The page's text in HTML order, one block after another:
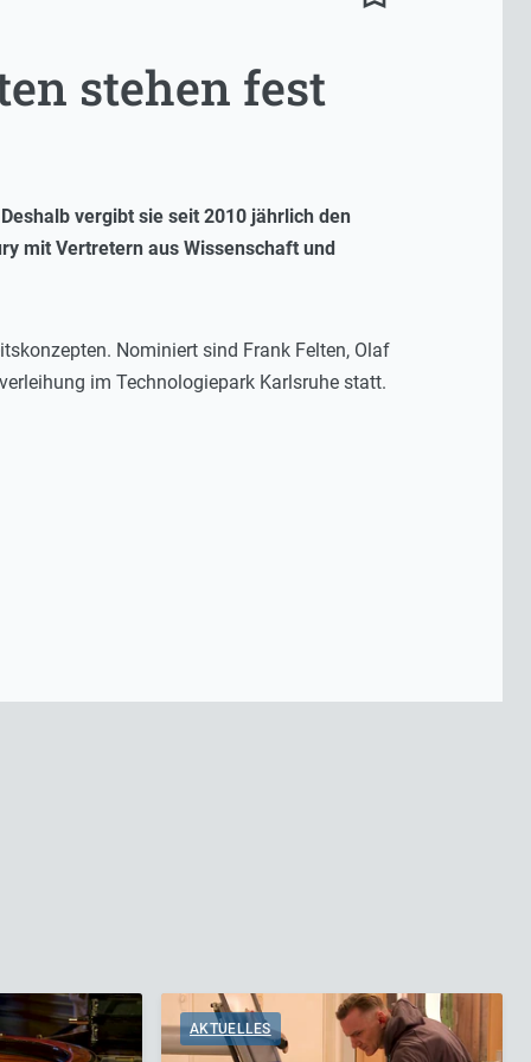
stehen fest
vergibt sie seit 2010 jährlich den
mit Vertretern aus Wissenschaft und
Nominiert sind Frank Felten, Olaf
im Technologiepark Karlsruhe statt.
AKTUELLES